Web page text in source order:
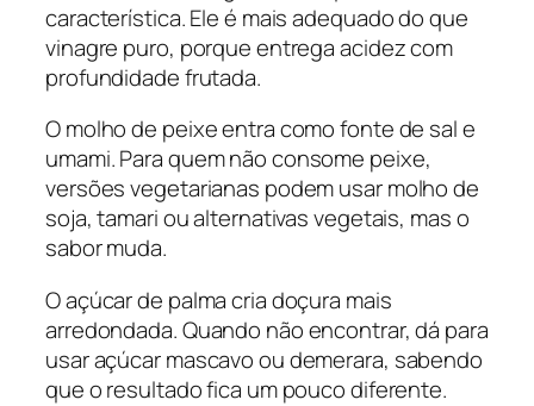
característica. Ele é mais adequado do que
vinagre puro, porque entrega acidez com
profundidade frutada.
O molho de peixe entra como fonte de sal e
umami. Para quem não consome peixe,
versões vegetarianas podem usar molho de
soja, tamari ou alternativas vegetais, mas o
sabor muda.
O açúcar de palma cria doçura mais
arredondada. Quando não encontrar, dá para
usar açúcar mascavo ou demerara, sabendo
que o resultado fica um pouco diferente.